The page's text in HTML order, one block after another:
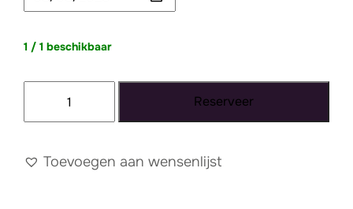
1 / 1 beschikbaar
Reserveer
Toevoegen aan wensenlijst